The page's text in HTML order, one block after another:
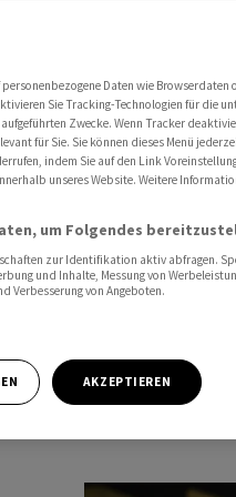
Invest - Stimmen zum Markt
die letzten
und prägnant.
Daten wie Browserdaten
Sie Tracking-Technologien für die
Zwecke. Wenn Tracker
für Sie. Sie können dieses Menü
indem Sie auf den Link
unseres Website. Weitere
um Folgendes
zur Identifikation aktiv abfragen.
und Inhalte, Messung von
Verbesserung von Angeboten.
AKZEPTIEREN